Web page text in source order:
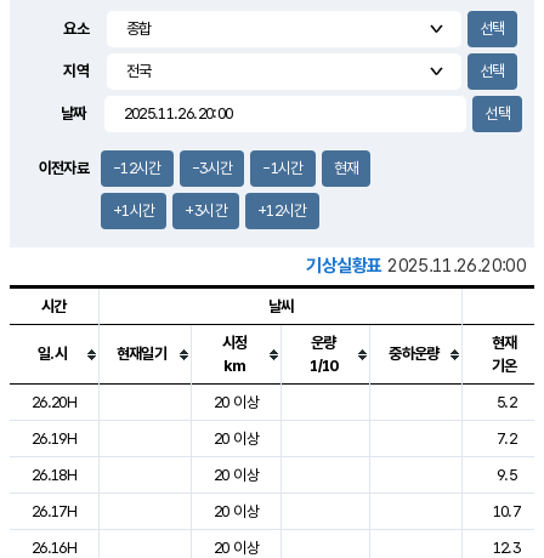
3.2m/s
요소
지역
날짜
이전자료 -12시간 -3시간 -1시간 현재
+1시간 +3시간 +12시간
기상실황표 2025.11.26.20:00
도시별 기상실황표로 지점, 날씨, 기온, 강수, 바람, 기압등을 안내한 표입
시간 날씨
일.시 현재일기
시정
km
운량
1/10
중하운량
현재
기온
26.20H
20 이상
5.2
26.19H
20 이상
7.2
26.18H
20 이상
9.5
26.17H
20 이상
10.7
26.16H
20 이상
12.3